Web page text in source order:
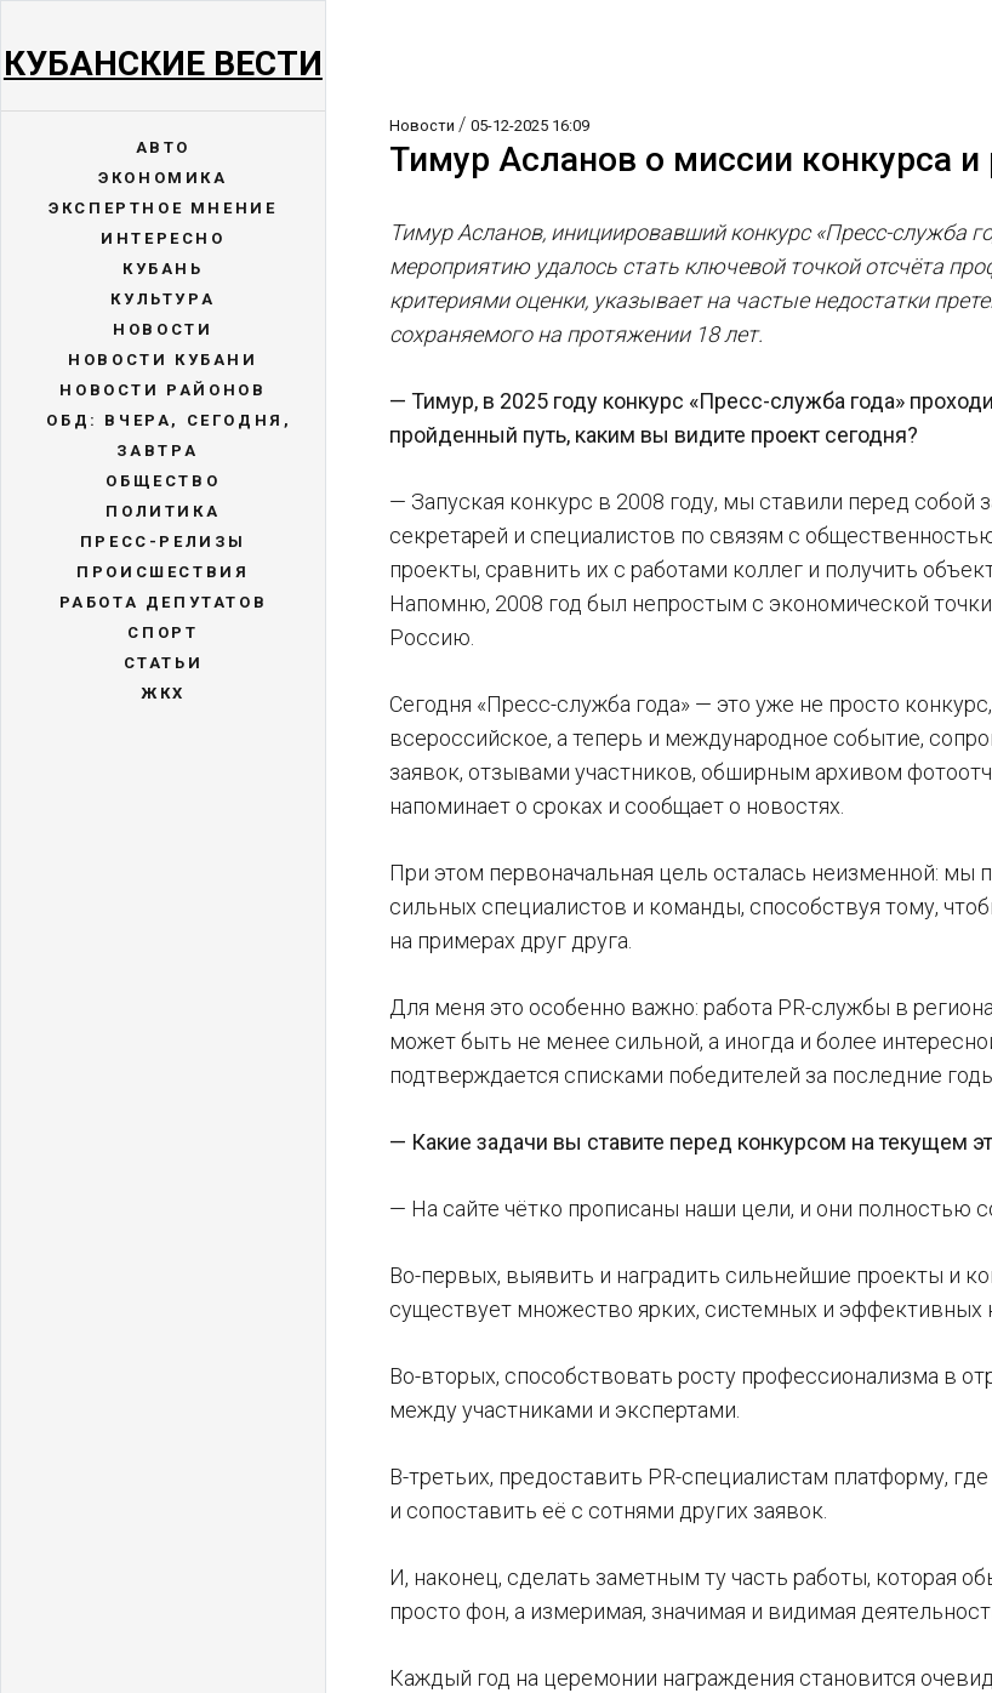
КУБАНСКИЕ ВЕСТИ
АВТО
ЭКОНОМИКА
ЭКСПЕРТНОЕ МНЕНИЕ
ИНТЕРЕСНО
КУБАНЬ
КУЛЬТУРА
НОВОСТИ
НОВОСТИ КУБАНИ
НОВОСТИ РАЙОНОВ
ОБД: ВЧЕРА, СЕГОДНЯ,
ЗАВТРА
ОБЩЕСТВО
ПОЛИТИКА
ПРЕСС-РЕЛИЗЫ
ПРОИСШЕСТВИЯ
РАБОТА ДЕПУТАТОВ
СПОРТ
СТАТЬИ
ЖКХ
Новости/05-12-2025 16:09
Тимур Асланов о миссии конкурса
Тимур Асланов, инициировавший конкурс «Пресс-служба
мероприятию удалось стать ключевой точкой отсчёта
критериями оценки, указывает на частые недостатки
сохраняемого на протяжении 18 лет.
— Тимур, в 2025 году конкурс «Пресс-служба года»
пройденный путь, каким вы видите проект сегодня?
— Запуская конкурс в 2008 году, мы ставили перед
секретарей и специалистов по связям с
проекты, сравнить их с работами коллег и получить
Напомню, 2008 год был непростым с экономической
Россию.
Сегодня «Пресс-служба года» — это уже не просто
всероссийское, а теперь и международное событие,
заявок, отзывами участников, обширным архивом
напоминает о сроках и сообщает о новостях.
При этом первоначальная цель осталась неизменной:
сильных специалистов и команды, способствуя тому,
на примерах друг друга.
Для меня это особенно важно: работа PR-службы в
может быть не менее сильной, а иногда и более
подтверждается списками победителей за последние
— Какие задачи вы ставите перед конкурсом на текущем
— На сайте чётко прописаны наши цели, и они полностью
Во-первых, выявить и наградить сильнейшие проекты и
существует множество ярких, системных и эффективных
Во-вторых, способствовать росту профессионализма в
между участниками и экспертами.
В-третьих, предоставить PR-специалистам платформу,
и сопоставить её с сотнями других заявок.
И, наконец, сделать заметным ту часть работы, которая
просто фон, а измеримая, значимая и видимая
Каждый год на церемонии награждения становится